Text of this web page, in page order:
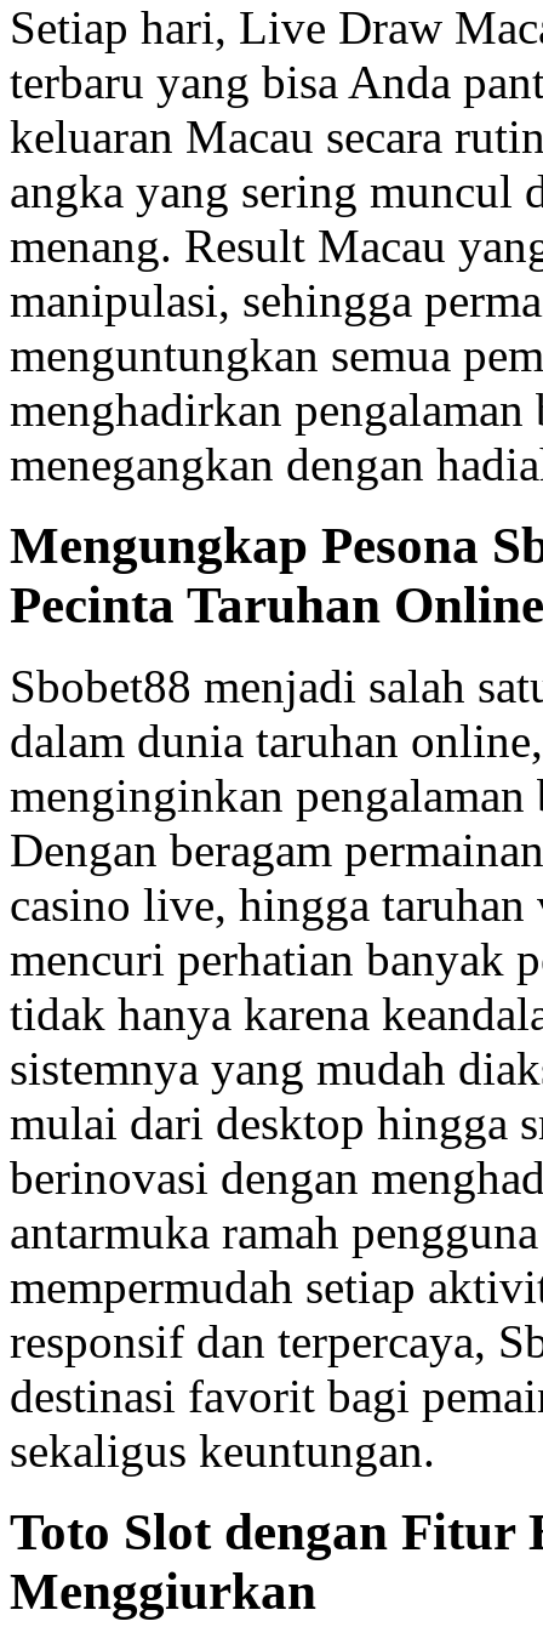
Setiap hari, Live Draw
terbaru yang bisa Anda
keluaran Macau secara
angka yang sering muncul
menang. Result Macau
manipulasi, sehingga
menguntungkan semua
menghadirkan
menegangkan dengan
Mengungkap Pesona
Pecinta Taruhan Online
Sbobet88 menjadi salah
dalam dunia taruhan
menginginkan pengalaman
Dengan beragam
casino live, hingga
mencuri perhatian banyak
tidak hanya karena
sistemnya yang mudah
mulai dari desktop hingga
berinovasi dengan
antarmuka ramah
mempermudah setiap
responsif dan terpercaya,
destinasi favorit bagi
sekaligus keuntungan.
Toto Slot dengan Fitur
Menggiurkan